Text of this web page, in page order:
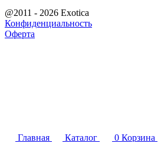
@2011 - 2026 Exotica
Конфиденциальность
Оферта
Главная Каталог 0 Корзина